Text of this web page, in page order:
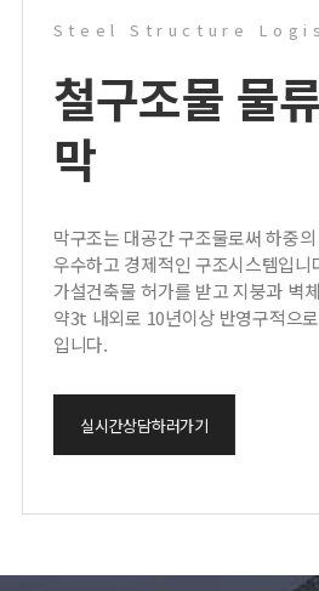
Steel Structure
철구조물 물
막
막구조는 대공간 구조물로써 하중
우수하고 경제적인 구조시스템입니
가설건축물 허가를 받고 지붕과 벽
약3t 내외로 10년이상 반영구적으
입니다.
실시간상담하러가기